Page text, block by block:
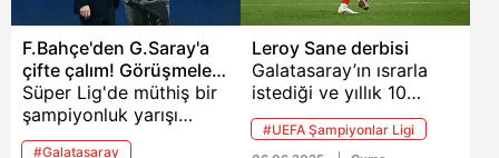
F.Bahçe'den G.Saray'a
çifte çalım! Görüşmeler
başladı
Süper Lig'de müthiş bir
şampiyonluk yarışı
veren Galatasaray ve
#Galatasaray
Leroy Sane derbisi
Galatasaray’ın ısrarla
istediği ve yıllık 10
milyon Euro teklif ettiği
Alman yıldız için
#UEFA Şampiyonlar Ligi